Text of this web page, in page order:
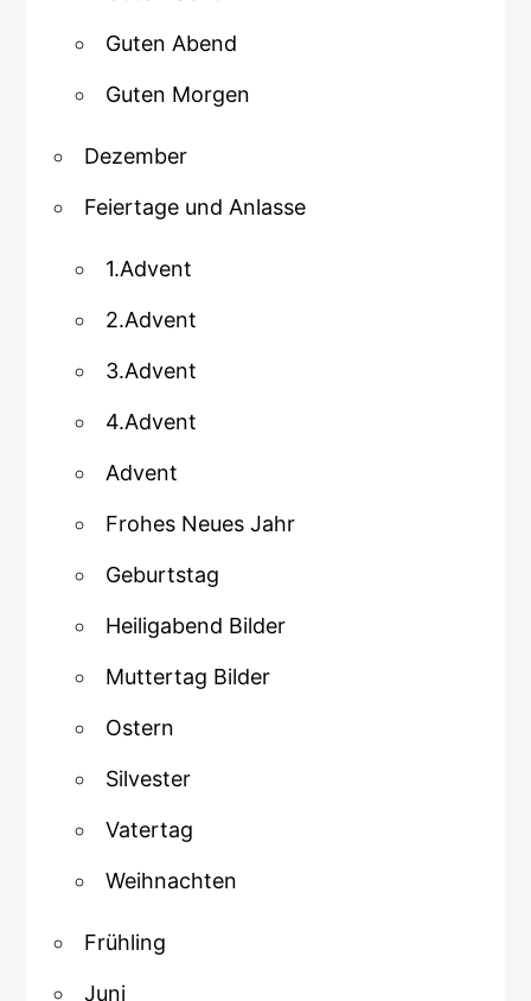
Guten Abend
Guten Morgen
Dezember
Feiertage und Anlasse
1.Advent
2.Advent
3.Advent
4.Advent
Advent
Frohes Neues Jahr
Geburtstag
Heiligabend Bilder
Muttertag Bilder
Ostern
Silvester
Vatertag
Weihnachten
Frühling
Juni